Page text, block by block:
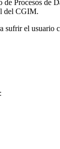
Procesos
del CGIM.
el